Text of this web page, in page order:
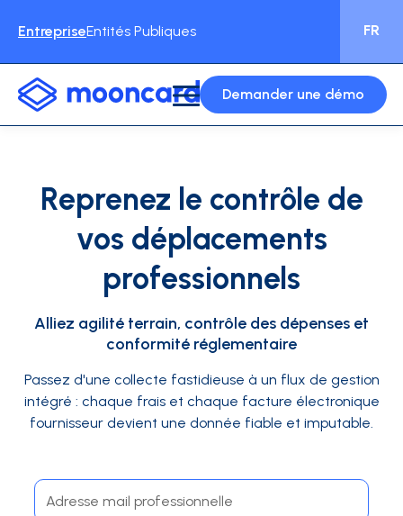
EntrepriseEntités Publiques FR
Demander une démo
Reprenez le contrôle de
vos déplacements
professionnels
Alliez agilité terrain, contrôle des dépenses et
conformité réglementaire
Passez d'une collecte fastidieuse à un flux de gestion
intégré : chaque frais et chaque facture électronique
fournisseur devient une donnée fiable et imputable.